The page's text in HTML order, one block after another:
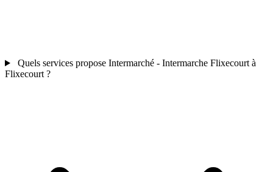
Quels services propose Intermarché - Intermarche Flixecourt à
Flixecourt ?